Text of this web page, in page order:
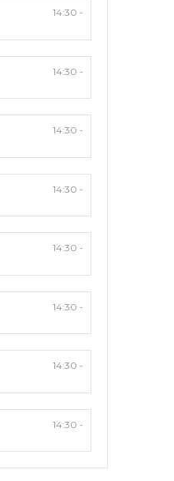
14:30 -
14:30 -
14:30 -
14:30 -
14:30 -
14:30 -
14:30 -
14:30 -